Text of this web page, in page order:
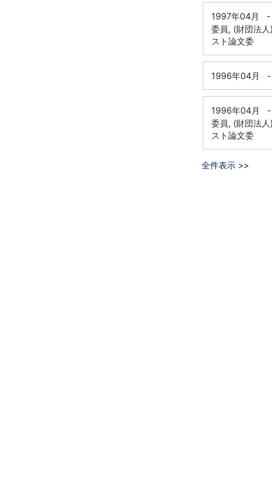
1997年04月
-
委員, (財団法
スト論文委
1996年04月 -
1996年04月
-
委員, (財団法
スト論文委
全件表示 >>